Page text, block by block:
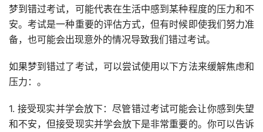
梦到错过考试，可能代表在生活中感到某种程度的压力和不
安。考试是一种重要的评估方式，但有时候即使我们努力准
备，也可能会出现意外的情况导致我们错过考试。
如果梦到错过了考试，可以尝试使用以下方法来缓解焦虑和
压力：。
1. 接受现实并学会放下：尽管错过考试可能会让你感到失望
和不安，但接受现实并学会放下是非常重要的。你可以告诉